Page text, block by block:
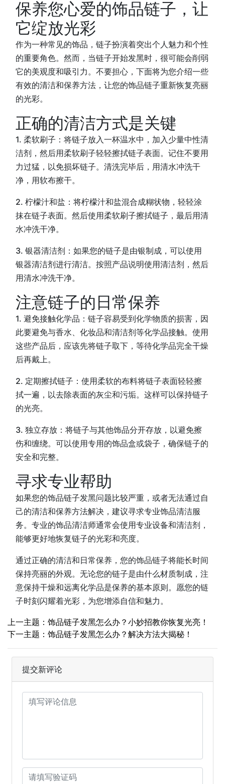
保养您心爱的饰品链子，让
它绽放光彩
作为一种常见的饰品，链子扮演着突出个人魅力和个性
的重要角色。然而，当链子开始发黑时，很可能会削弱
它的美观度和吸引力。不要担心，下面将为您介绍一些
有效的清洁和保养方法，让您的饰品链子重新恢复亮丽
的光彩。
正确的清洁方式是关键
1. 柔软刷子：将链子放入一杯温水中，加入少量中性清
洁剂，然后用柔软刷子轻轻擦拭链子表面。记住不要用
力过猛，以免损坏链子。清洗完毕后，用清水冲洗干
净，用软布擦干。
2. 柠檬汁和盐：将柠檬汁和盐混合成糊状物，轻轻涂
抹在链子表面。然后使用柔软刷子擦拭链子，最后用清
水冲洗干净。
3. 银器清洁剂：如果您的链子是由银制成，可以使用
银器清洁剂进行清洁。按照产品说明使用清洁剂，然后
用清水冲洗干净。
注意链子的日常保养
1. 避免接触化学品：链子容易受到化学物质的损害，因
此要避免与香水、化妆品和清洁剂等化学品接触。使用
这些产品后，应该先将链子取下，等待化学品完全干燥
后再戴上。
2. 定期擦拭链子：使用柔软的布料将链子表面轻轻擦
拭一遍，以去除表面的灰尘和污垢。这样可以保持链子
的光亮。
3. 独立存放：将链子与其他饰品分开存放，以避免擦
伤和缠绕。可以使用专用的饰品盒或袋子，确保链子的
安全和完整。
寻求专业帮助
如果您的饰品链子发黑问题比较严重，或者无法通过自
己的清洁和保养方法解决，建议寻求专业饰品清洁服
务。专业的饰品清洁师通常会使用专业设备和清洁剂，
能够更好地恢复链子的光彩和亮度。
通过正确的清洁和日常保养，您的饰品链子将能长时间
保持亮丽的外观。无论您的链子是由什么材质制成，注
意保持干燥和远离化学品是保养的基本原则。愿您的链
子时刻闪耀着光彩，为您增添自信和魅力。
上一主题：饰品链子发黑怎么办？小妙招教你恢复光亮！
下一主题：饰品链子发黑怎么办？解决方法大揭秘！
提交新评论